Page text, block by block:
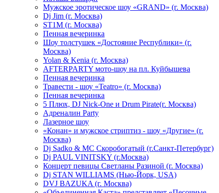
Мужское эротическое шоу «GRAND» (г. Москва)
Dj Jim (г. Москва)
ST1M (г. Москва)
Пенная вечеринка
Шоу толстушек «Достояние Республики» (г.
Москва)
Yolan & Kenia (г. Москва)
AFTERPARTY мото-шоу на пл. Куйбышева
Пенная вечеринка
Травести - шоу «Teatro» (г. Москва)
Пенная вечеринка
5 Плюх, DJ Nick-One и Drum Pirate(г. Москва)
Адреналин Party
Лазерное шоу
«Конан» и мужское стриптиз - шоу «Другие» (г.
Москва)
Dj Sadko & МС Скоробогатый (г.Санкт-Петербург)
Dj PAUL VINITSKY (г.Москва)
Концерт певицы Светланы Разиной (г. Москва)
Dj STAN WILLIAMS (Нью-Йорк, USA)
DVJ BAZUKA (г. Москва)